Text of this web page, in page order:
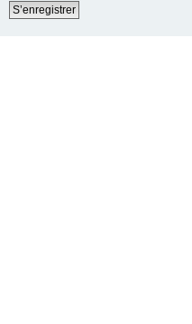
S’enregistrer